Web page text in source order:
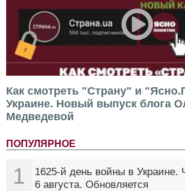
Как смотреть "Страну" и
Украине. Новый выпуск блога
Медведевой
ПОПУЛЯРНОЕ
1
1625-й день войны в Украине.
6 августа. Обновляется